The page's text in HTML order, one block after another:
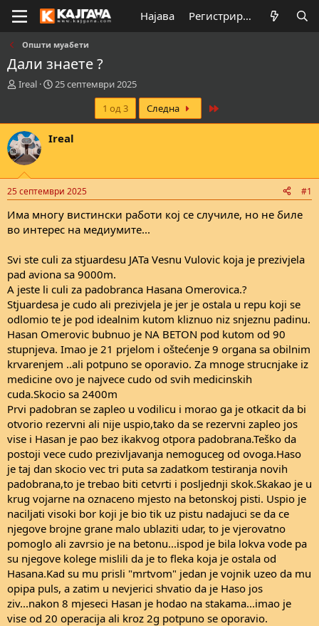
Најава Регистрирај се
Општи муабети
Дали знаете ?
К
а
т
о
р
н
т
е
а
а
Ireal
В
м
е
п
о
ч
н
в
а
њ
е
25 септември 2025
1 од 3
Следна
Ireal
25 септември 2025 #1
Има многу вистински работи кој се случиле, но не биле
во интерес на медиумите...
Svi ste culi za stjuardesu JATa Vesnu Vulovic koja je prezivjela
pad aviona sa 9000m.
A jeste li culi za padobranca Hasana Omerovica.?
Stjuardesa je cudo ali prezivjela je jer je ostala u repu koji se
odlomio te je pod idealnim kutom kliznuo niz snjeznu padinu.
Hasan Omerovic bubnuo je NA BETON pod kutom od 90
stupnjeva. Imao je 21 prjelom i oštećenje 9 organa sa obilnim
krvarenjem ..ali potpuno se oporavio. Za mnoge strucnjake iz
medicine ovo je najvece cudo od svih medicinskih
cuda.Skocio sa 2400m
Prvi padobran se zapleo u vodilicu i morao ga je otkacit da bi
otvorio rezervni ali nije uspio,tako da se rezervni zapleo jos
vise i Hasan je pao bez ikakvog otpora padobrana.Teško da
postoji vece cudo prezivljavanja nemoguceg od ovoga.Haso
je taj dan skocio vec tri puta sa zadatkom testiranja novih
padobrana,to je trebao biti cetvrti i posljednji skok.Skakao je u
krug vojarne na oznaceno mjesto na betonskoj pisti. Uspio je
naciljati visoki bor koji je bio tik uz pistu nadajuci se da ce
njegove brojne grane malo ublaziti udar, to je vjerovatno
pomoglo ali zavrsio je na betonu...ispod je bila lokva vode pa
su njegove kolege mislili da je to fleka koja je ostala od
Hasana.Kad su mu prisli "mrtvom" jedan je vojnik uzeo da mu
opipa puls, a zatim u nevjerici shvatio da je Haso jos
ziv...nakon 8 mjeseci Hasan je hodao na stakama...imao je
vise od 20 operacija ali kroz 2g potpuno se oporavio.